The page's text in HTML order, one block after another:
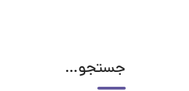
جستجو…